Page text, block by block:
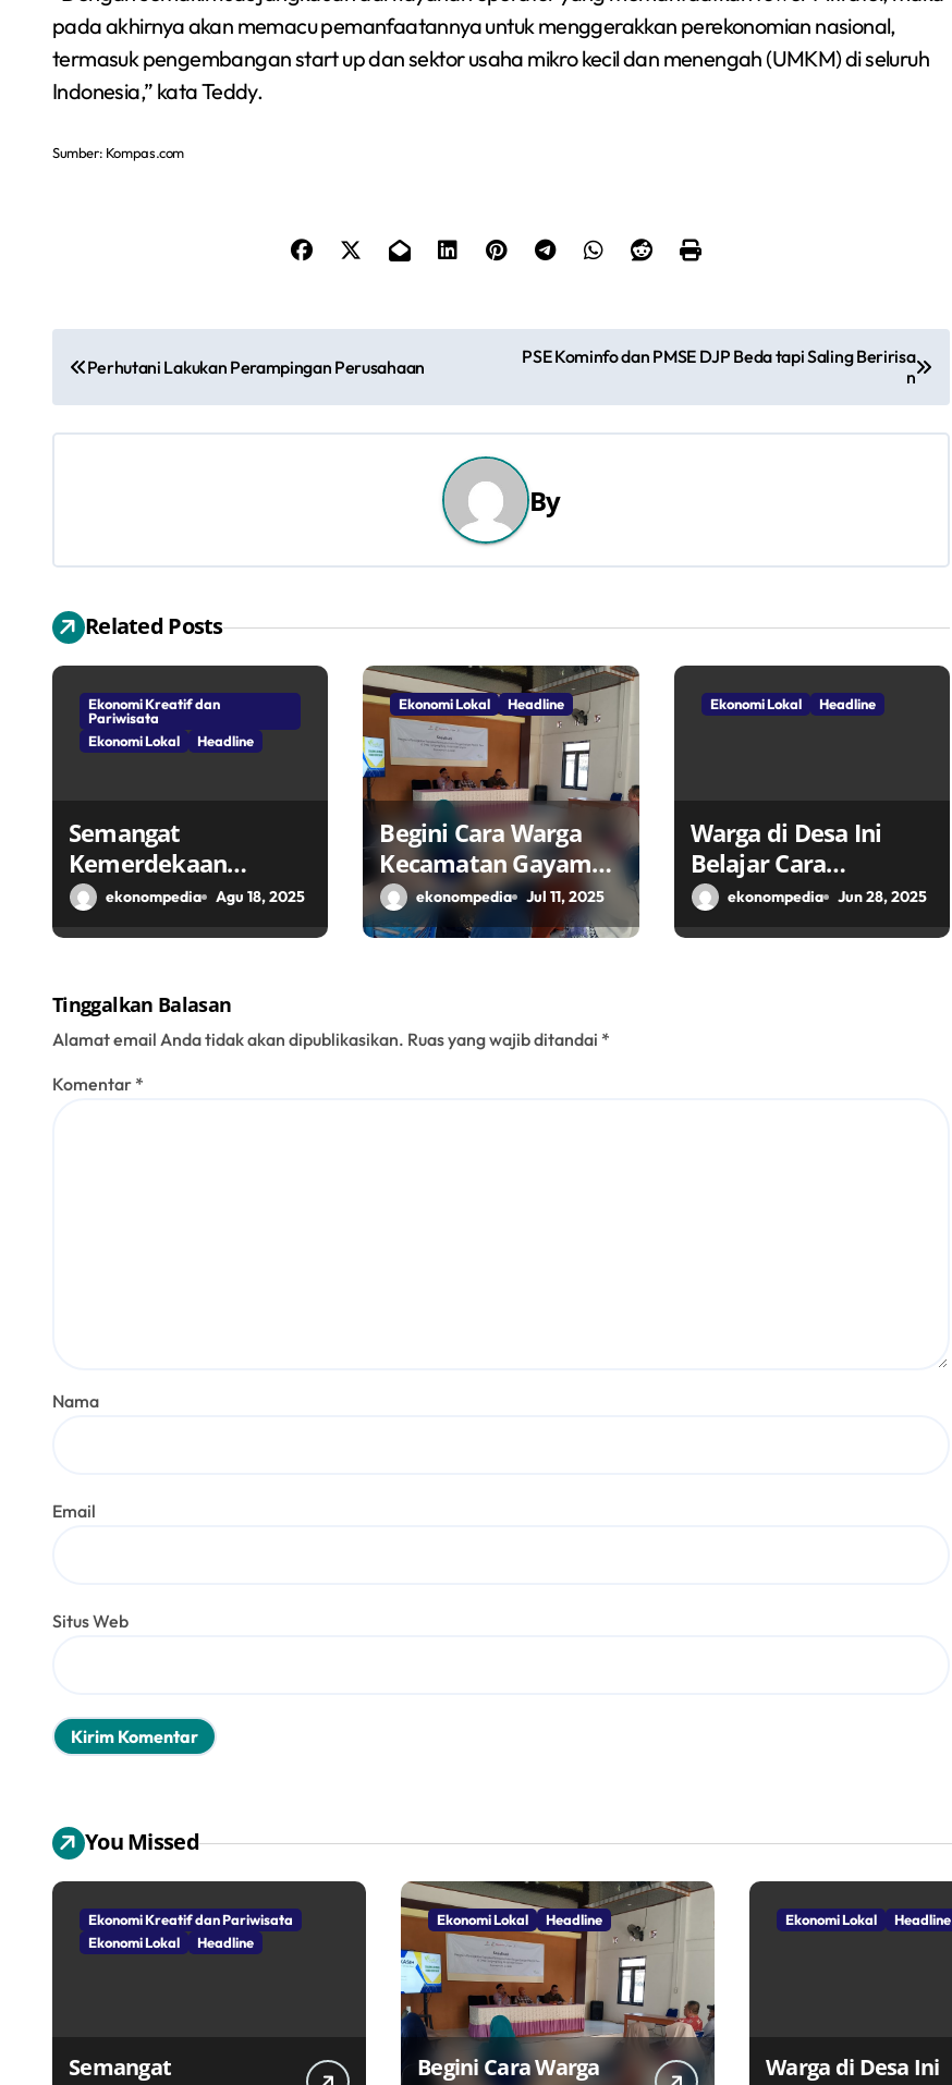
pada akhirnya akan memacu pemanfaatannya untuk menggerakkan perekonomian nasional,
termasuk pengembangan start up dan sektor usaha mikro kecil dan menengah (UMKM) di seluruh
Indonesia,” kata Teddy.
Sumber: Kompas.com
N
a
v
a
s
i
Perhutani Lakukan Perampingan Perusahaan
PSE Kominfo dan PMSE DJP Beda tapi Saling Beririsa
n
By
Related Posts
Ekonomi Kreatif dan
Pariwisata
Ekonomi Lokal
Headline
Semangat
Kemerdekaan
Masyarakat
ekonompedia Agu 18, 2025
Ekonomi Lokal Headline
Begini Cara Warga
Kecamatan Gayam
Perkuat Ikon Desa
Penggerak Ekonomi
ekonompedia Jul 11, 2025
Ekonomi Lokal Headline
Warga di Desa Ini
Belajar Cara
Kembangkan Potensi
ekonompedia Jun 28, 2025
Tinggalkan Balasan
Alamat email Anda tidak akan dipublikasikan. Ruas yang wajib ditandai *
Komentar *
Nama
Email
Situs Web
You Missed
Ekonomi Kreatif dan Pariwisata
Ekonomi Lokal
Headline
Semangat
Ekonomi Lokal Headline
Begini Cara Warga
Ekonomi Lokal Headline
Warga di Desa Ini